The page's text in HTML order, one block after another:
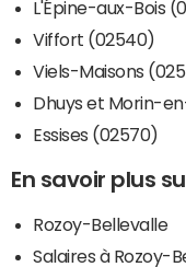
L'Épine-aux-Bois
Viffort (02540)
Viels-Maisons
Dhuys et Morin-
Essises (02570)
En savoir plus
Rozoy-Bellevalle
Salaires à Rozoy-